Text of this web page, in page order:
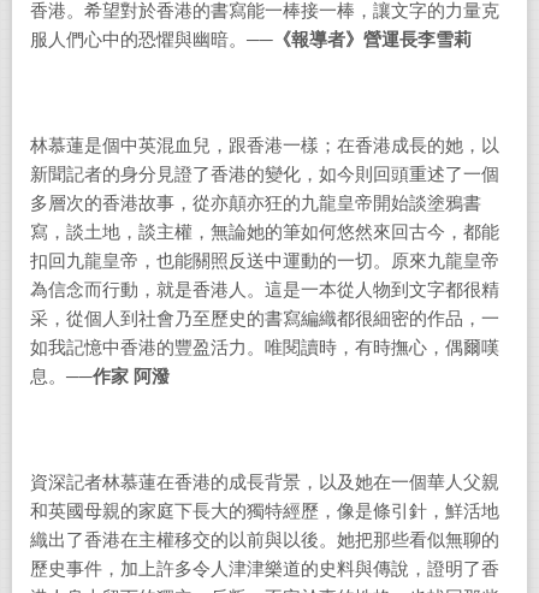
香港。希望對於香港的書寫能一棒接一棒，讓文字的力量克
服人們心中的恐懼與幽暗。 ──《報導者》營運長李雪莉
林慕蓮是個中英混血兒，跟香港一樣；在香港成長的她，以
新聞記者的身分見證了香港的變化，如今則回頭重述了一個
多層次的香港故事，從亦顛亦狂的九龍皇帝開始談塗鴉書
寫，談土地，談主權，無論她的筆如何悠然來回古今，都能
扣回九龍皇帝，也能關照反送中運動的一切。原來九龍皇帝
為信念而行動，就是香港人。這是一本從人物到文字都很精
采，從個人到社會乃至歷史的書寫編織都很細密的作品，一
如我記憶中香港的豐盈活力。唯閱讀時，有時撫心，偶爾嘆
息。 ──作家 阿潑
資深記者林慕蓮在香港的成長背景，以及她在一個華人父親
和英國母親的家庭下長大的獨特經歷，像是條引針，鮮活地
織出了香港在主權移交的以前與以後。她把那些看似無聊的
歷史事件，加上許多令人津津樂道的史料與傳說，證明了香